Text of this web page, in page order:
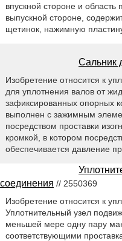
впускной стороне и
выпускной стороне,
щетинок, нажимную
Сальник
Изобретение относится к
для уплотнения валов от
зафиксированных опорных
выполнен с зажимным
посредством проставки
кромкой, в котором
обеспечивается давление
соединения // 2550369
Изобретение относится к
Уплотнительный узел
меньшей мере одну пару
соответствующими